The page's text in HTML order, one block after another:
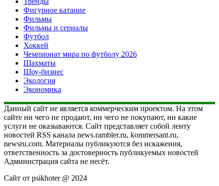
Фигурное катание
Фильмы
Фильмы и сериалы
Футбол
Хоккей
Чемпионат мира по футболу 2026
Шахматы
Шоу-бизнес
Экология
Экономика
Данный сайт не является коммерческим проектом. На этом
сайте ни чего не продают, ни чего не покупают, ни какие
услуги не оказываются. Сайт представляет собой ленту
новостей RSS канала news.rambler.ru, kommersant.ru,
newsru.com. Материалы публикуются без искажения,
ответственность за достоверность публикуемых новостей
Администрация сайта не несёт.
Сайт от psikhoter @ 2024